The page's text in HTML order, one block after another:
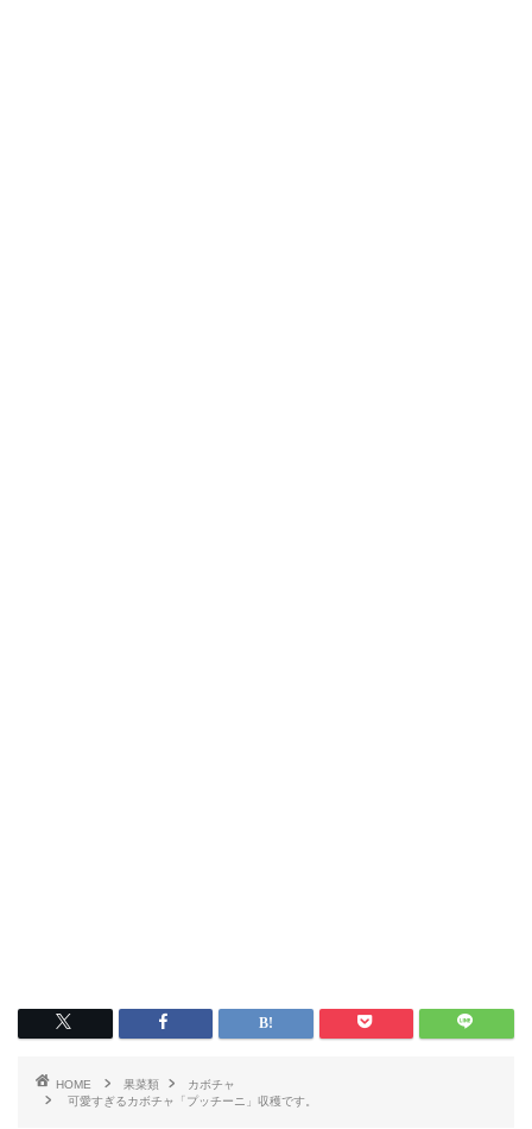
HOME 果菜類
カボチャ
可愛すぎるカボチャ「プッチーニ」収穫です。